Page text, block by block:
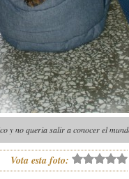
y no queria salir a conocer el
Vota esta foto: